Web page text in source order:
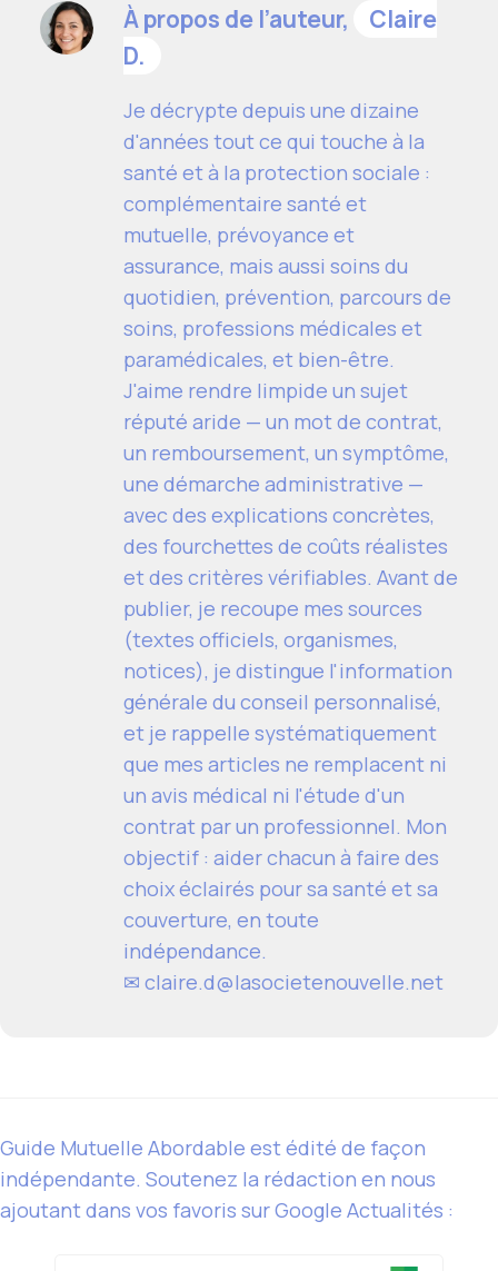
À propos de l’auteur,
Claire
D.
Je décrypte depuis une dizaine
d'années tout ce qui touche à la
santé et à la protection sociale :
complémentaire santé et
mutuelle, prévoyance et
assurance, mais aussi soins du
quotidien, prévention, parcours de
soins, professions médicales et
paramédicales, et bien-être.
J'aime rendre limpide un sujet
réputé aride — un mot de contrat,
un remboursement, un symptôme,
une démarche administrative —
avec des explications concrètes,
des fourchettes de coûts réalistes
et des critères vérifiables. Avant de
publier, je recoupe mes sources
(textes officiels, organismes,
notices), je distingue l'information
générale du conseil personnalisé,
et je rappelle systématiquement
que mes articles ne remplacent ni
un avis médical ni l'étude d'un
contrat par un professionnel. Mon
objectif : aider chacun à faire des
choix éclairés pour sa santé et sa
couverture, en toute
indépendance.
✉ claire.d@lasocietenouvelle.net
Guide Mutuelle Abordable est édité de façon
indépendante. Soutenez la rédaction en nous
ajoutant dans vos favoris sur Google Actualités :